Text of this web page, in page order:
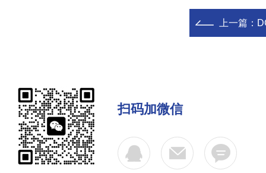
上一篇：
扫码加微信